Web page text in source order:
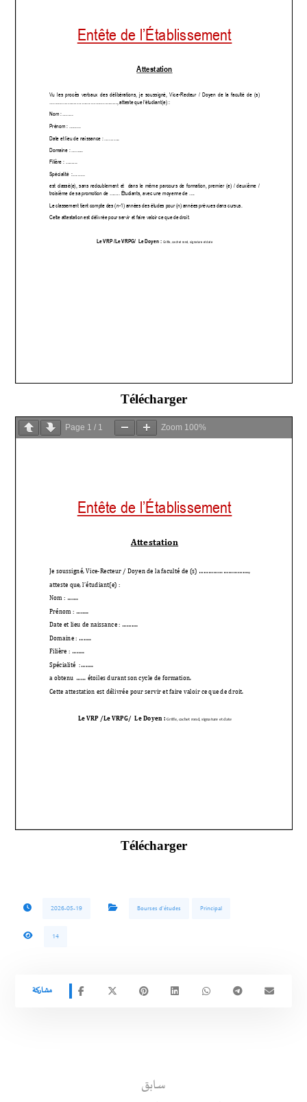
Télécharger
Page 1 / 1 Zoom 100%
Télécharger
2026-05-19 Bourses d'études Principal
14
سابق